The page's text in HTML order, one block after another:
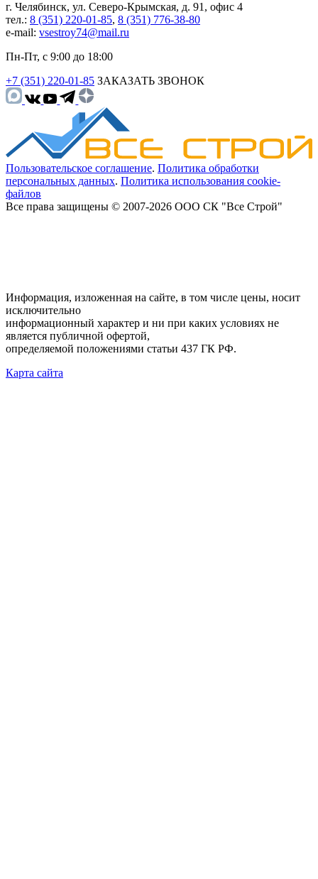
г. Челябинск, ул. Северо-Крымская, д. 91, офис 4
тел.: 8 (351) 220-01-85, 8 (351) 776-38-80
e-mail: vsestroy74@mail.ru
Пн-Пт, с 9:00 до 18:00
+7 (351) 220-01-85 ЗАКАЗАТЬ ЗВОНОК
Пользовательское соглашение. Политика обработки
персональных данных. Политика использования cookie-
файлов
Все права защищены © 2007-2026 ООО СК "Все Строй"
Информация, изложенная на сайте, в том числе цены, носит
исключительно
информационный характер и ни при каких условиях не
является публичной офертой,
определяемой положениями статьи 437 ГК РФ.
Карта сайта